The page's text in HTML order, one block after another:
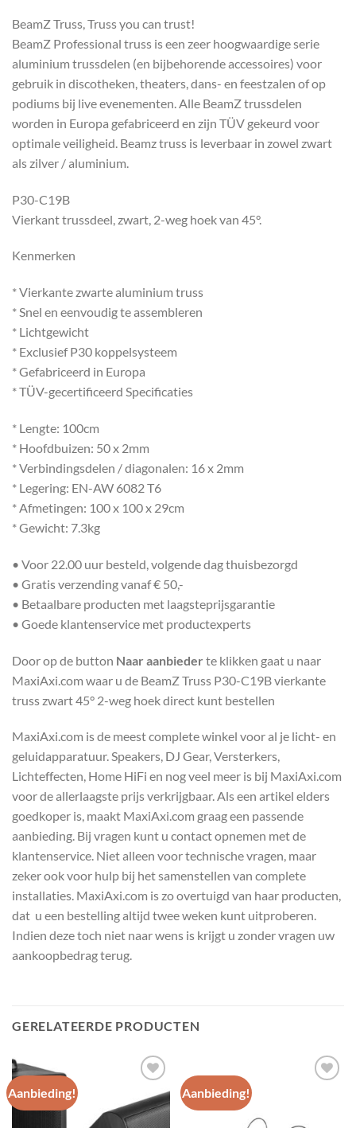
BeamZ Truss, Truss you can trust!
BeamZ Professional truss is een zeer hoogwaardige serie
aluminium trussdelen (en bijbehorende accessoires) voor
gebruik in discotheken, theaters, dans- en feestzalen of op
podiums bij live evenementen. Alle BeamZ trussdelen
worden in Europa gefabriceerd en zijn TÜV gekeurd voor
optimale veiligheid. Beamz truss is leverbaar in zowel zwart
als zilver / aluminium.
P30-C19B
Vierkant trussdeel, zwart, 2-weg hoek van 45°.
Kenmerken
* Vierkante zwarte aluminium truss
* Snel en eenvoudig te assembleren
* Lichtgewicht
* Exclusief P30 koppelsysteem
* Gefabriceerd in Europa
* TÜV-gecertificeerd Specificaties
* Lengte: 100cm
* Hoofdbuizen: 50 x 2mm
* Verbindingsdelen / diagonalen: 16 x 2mm
* Legering: EN-AW 6082 T6
* Afmetingen: 100 x 100 x 29cm
* Gewicht: 7.3kg
• Voor 22.00 uur besteld, volgende dag thuisbezorgd
• Gratis verzending vanaf € 50,-
• Betaalbare producten met laagsteprijsgarantie
• Goede klantenservice met productexperts
Door op de button Naar aanbieder te klikken gaat u naar
MaxiAxi.com waar u de BeamZ Truss P30-C19B vierkante
truss zwart 45° 2-weg hoek direct kunt bestellen
MaxiAxi.com is de meest complete winkel voor al je licht- en
geluidapparatuur. Speakers, DJ Gear, Versterkers,
Lichteffecten, Home HiFi en nog veel meer is bij MaxiAxi.com
voor de allerlaagste prijs verkrijgbaar. Als een artikel elders
goedkoper is, maakt MaxiAxi.com graag een passende
aanbieding. Bij vragen kunt u contact opnemen met de
klantenservice. Niet alleen voor technische vragen, maar
zeker ook voor hulp bij het samenstellen van complete
installaties. MaxiAxi.com is zo overtuigd van haar producten,
dat u een bestelling altijd twee weken kunt uitproberen.
Indien deze toch niet naar wens is krijgt u zonder vragen uw
aankoopbedrag terug.
GERELATEERDE PRODUCTEN
Aanbieding!
Toevoegen
Aanbieding!